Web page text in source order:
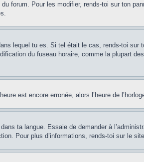
forum. Pour les modifier, rends-toi sur ton
lequel tu es. Si tel était le cas, rends-toi
du fuseau horaire, comme la plupart
est encore erronée, alors l’heure de
ta langue. Essaie de demander à
Pour plus d’informations, rends-toi sur le